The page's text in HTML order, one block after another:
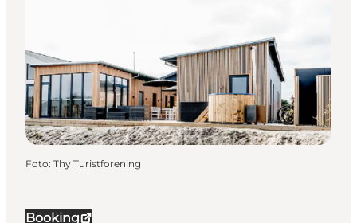
Booking
Foto: Thy Turistforening